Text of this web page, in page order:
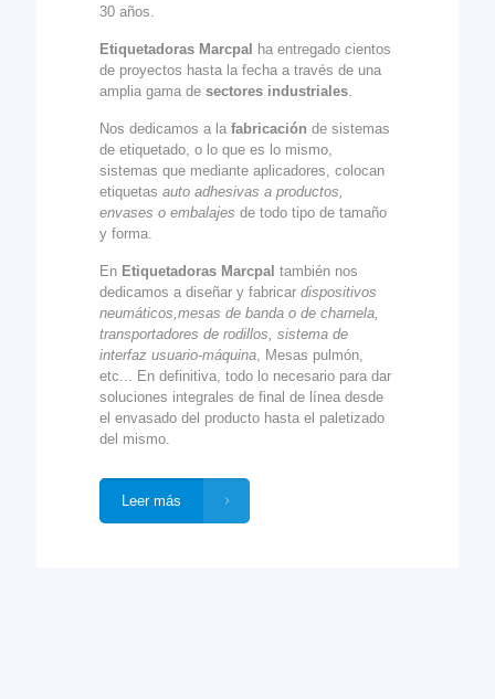
30 años.
Etiquetadoras Marcpal ha entregado cientos
de proyectos hasta la fecha a través de una
amplia gama desectores industriales
Nos dedicamos a lafabricaciónde sistemas
de etiquetado, o lo que es lo mismo,
sistemas que mediante aplicadores, colocan
etiquetasauto adhesivas a productos,
envases o embalajes de todo tipo de tamaño
y forma.
En Etiquetadoras Marcpal también nos
dedicamos a diseñar y fabricardispositivos
neumáticos,mesas de banda o de charnela,
transportadores de rodillos, sistema de
interfaz usuario-máquina , Mesas pulmón,
etc... En definitiva, todo lo necesario para dar
soluciones integrales de final de línea desde
el envasado del producto hasta el paletizado
del mismo.
Leer más